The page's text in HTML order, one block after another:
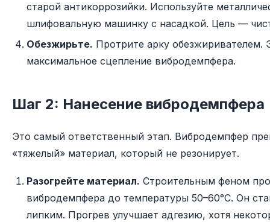
старой антикоррозийки. Используйте
шлифовальную машинку с насадкой. Цель —
Обезжирьте. Протрите арку обезжиривателем.
максимальное сцепление вибродемпфера.
Шаг 2: Нанесение вибродемпфера
Это самый ответственный этап. Вибродемпфер
«тяжелый» материал, который не резонирует.
Разогрейте материал. Строительным феном
вибродемпфера до температуры 50–60°C. Он
липким. Прогрев улучшает адгезию, хотя